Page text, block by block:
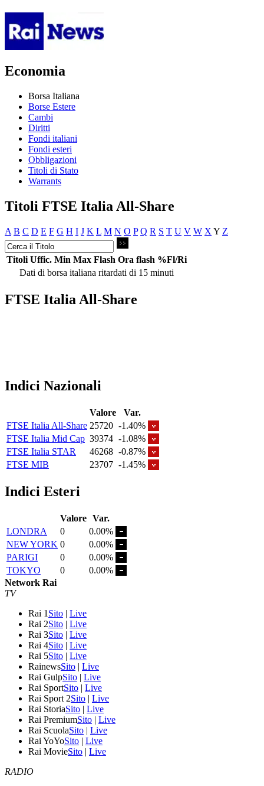
Economia
Borsa Italiana
Borse Estere
Cambi
Diritti
Fondi italiani
Fondi esteri
Obbligazioni
Titoli di Stato
Warrants
Titoli FTSE Italia All-Share
A B C D E F G H I J K L M N O P Q R S T U V W X Y Z
Titoli Uffic. Min Max Flash Ora flash %Fl/Ri
Dati di borsa italiana ritardati di 15 minuti
FTSE Italia All-Share
Indici Nazionali
Valore
Var.
FTSE Italia All-Share 25720 -1.40%
FTSE Italia Mid Cap 39374 -1.08%
FTSE Italia STAR
46268 -0.87%
FTSE MIB
23707 -1.45%
Indici Esteri
Valore Var.
LONDRA
0
0.00%
NEW YORK 0
0.00%
PARIGI
0
0.00%
TOKYO
0
0.00%
Network Rai
TV
Rai 1 Sito | Live
Rai 2Sito | Live
Rai 3Sito | Live
Rai 4Sito | Live
Rai 5Sito | Live
RainewsSito | Live
Rai GulpSito | Live
Rai SportSito | Live
Rai Sport 2Sito | Live
Rai StoriaSito | Live
Rai PremiumSito | Live
Rai ScuolaSito | Live
Rai YoYoSito | Live
Rai MovieSito | Live
RADIO